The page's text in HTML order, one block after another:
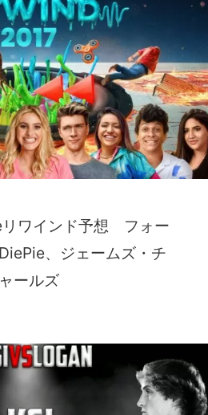
ワインド予想 フォー
、ジェームズ・チ
ャールズ